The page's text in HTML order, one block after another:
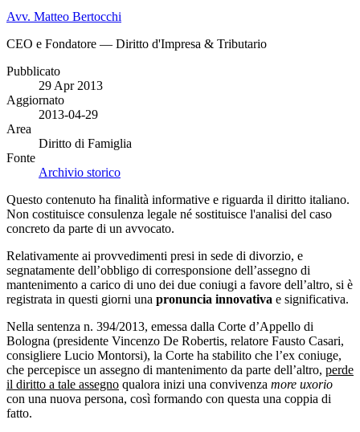
Avv. Matteo Bertocchi
CEO e Fondatore — Diritto d'Impresa & Tributario
Pubblicato
29 Apr 2013
Aggiornato
2013-04-29
Area
Diritto di Famiglia
Fonte
Archivio storico
Questo contenuto ha finalità informative e riguarda il diritto italiano.
Non costituisce consulenza legale né sostituisce l'analisi del caso
concreto da parte di un avvocato.
Relativamente ai provvedimenti presi in sede di divorzio, e
segnatamente dell’obbligo di corresponsione dell’assegno di
mantenimento a carico di uno dei due coniugi a favore dell’altro, si è
registrata in questi giorni una pronuncia innovativa e significativa.
Nella sentenza n. 394/2013, emessa dalla Corte d’Appello di
Bologna (presidente Vincenzo De Robertis, relatore Fausto Casari,
consigliere Lucio Montorsi), la Corte ha stabilito che l’ex coniuge,
che percepisce un assegno di mantenimento da parte dell’altro, perde
il diritto a tale assegno qualora inizi una convivenza more uxorio
con una nuova persona, così formando con questa una coppia di
fatto.